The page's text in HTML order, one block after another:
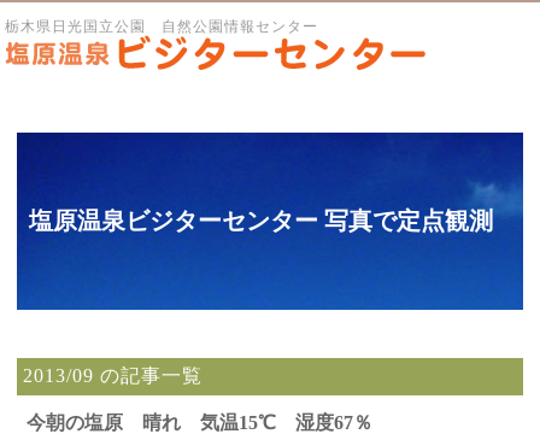
栃木県日光国立公園 自然公園情報センター
塩原温泉ビジターセンター 写真で定点観測
2013/09 の記事一覧
今朝の塩原 晴れ 気温15℃ 湿度67％